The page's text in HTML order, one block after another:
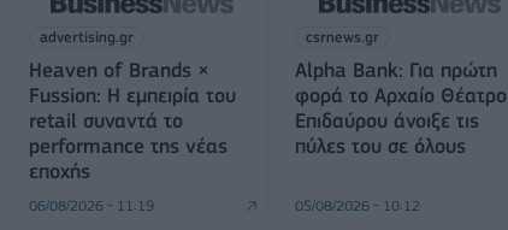
advertising.gr
Heaven of Brands ×
Fussion: Η εμπειρία του
retail συναντά το
performance της νέας
εποχής
06/08/2026 - 11:19
csrnews.gr
Alpha Bank: Για πρώτη
φορά το Αρχαίο Θέατρο
Επιδαύρου άνοιξε τις
πύλες του σε όλους
05/08/2026 - 10:12